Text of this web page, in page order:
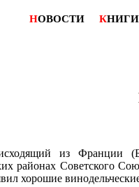
НОВОСТИ КНИГИ
из Франции
районах Советского
хорошие